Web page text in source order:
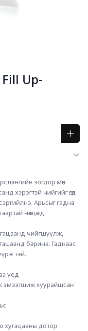
Up-
зогдор мөөг
хэрэгтэй чийгийг өгөөд
Арьсыг гадна
нөхцөлд
чийгшүүлж,
барина. Гаднаас
үед
эмзэгшиж хуурайшсан
хугацааны дотор